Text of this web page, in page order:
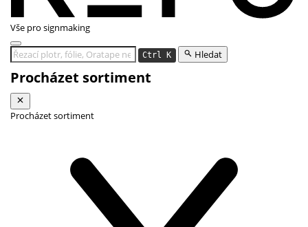
Vše pro signmaking
Ctrl K Hledat
Procházet sortiment
Procházet sortiment